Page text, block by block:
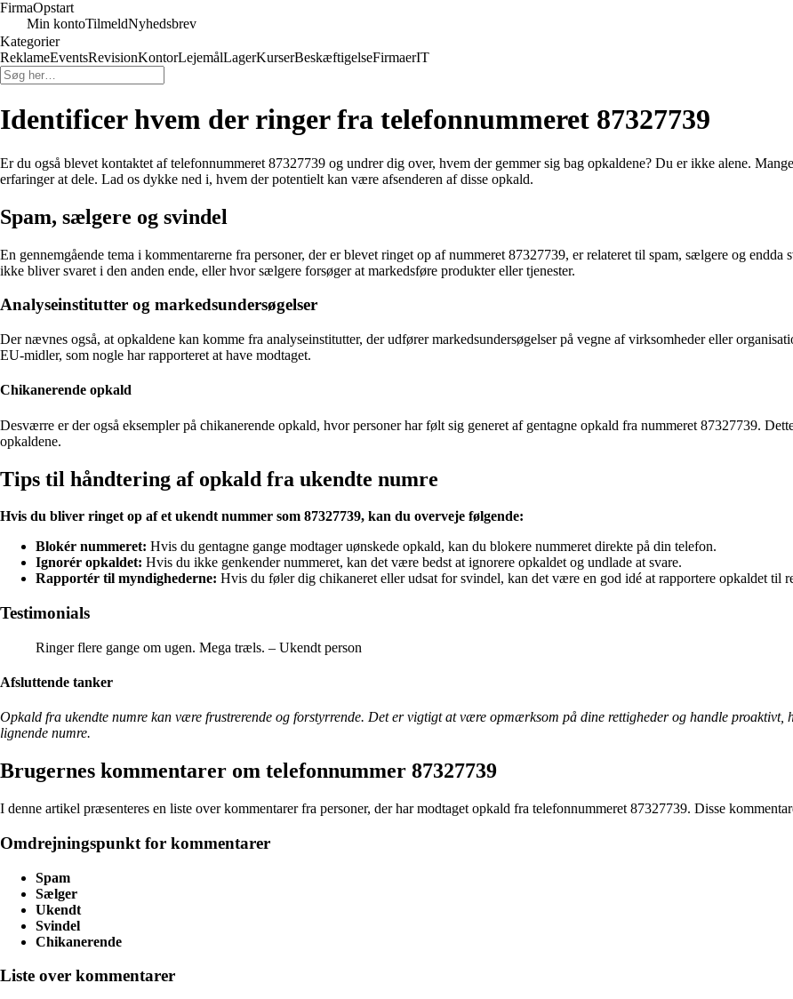
FirmaOpstart
Min kontoTilmeldNyhedsbrev
Kategorier
ReklameEventsRevisionKontorLejemålLagerKurserBeskæftigelseFirmaerIT
Identificer hvem der ringer fra telefonnummeret 87327739
Er du også blevet kontaktet af telefonnummeret 87327739 og undrer dig over, hvem der gemmer sig bag opkaldene? Du er ikke alene.
erfaringer at dele. Lad os dykke ned i, hvem der potentielt kan være afsenderen af disse opkald.
Spam, sælgere og svindel
En gennemgående tema i kommentarerne fra personer, der er blevet ringet op af nummeret 87327739, er relateret til spam, sælgere og
ikke bliver svaret i den anden ende, eller hvor sælgere forsøger at markedsføre produkter eller tjenester.
Analyseinstitutter og markedsundersøgelser
Der nævnes også, at opkaldene kan komme fra analyseinstitutter, der udfører markedsundersøgelser på vegne af virksomheder eller
EU-midler, som nogle har rapporteret at have modtaget.
Chikanerende opkald
Desværre er der også eksempler på chikanerende opkald, hvor personer har følt sig generet af gentagne opkald fra nummeret 87327739.
opkaldene.
Tips til håndtering af opkald fra ukendte numre
Hvis du bliver ringet op af et ukendt nummer som 87327739, kan du overveje følgende:
Blokér nummeret: Hvis du gentagne gange modtager uønskede opkald, kan du blokere nummeret direkte på din telefon.
Ignorér opkaldet: Hvis du ikke genkender nummeret, kan det være bedst at ignorere opkaldet og undlade at svare.
Rapportér til myndighederne: Hvis du føler dig chikaneret eller udsat for svindel, kan det være en god idé at rapportere opkaldet til
Testimonials
Ringer flere gange om ugen. Mega træls. – Ukendt person
Afsluttende tanker
Opkald fra ukendte numre kan være frustrerende og forstyrrende. Det er vigtigt at være opmærksom på dine rettigheder og handle
lignende numre.
Brugernes kommentarer om telefonnummer 87327739
I denne artikel præsenteres en liste over kommentarer fra personer, der har modtaget opkald fra telefonnummeret 87327739. Disse
Omdrejningspunkt for kommentarer
Spam
Sælger
Ukendt
Svindel
Chikanerende
Liste over kommentarer